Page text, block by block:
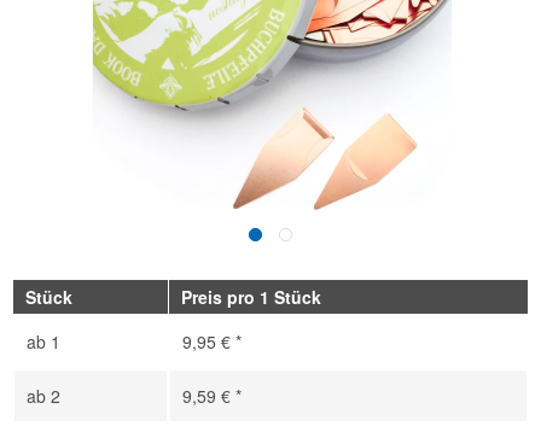
Stück
Preis pro 1 Stück
ab 1 9,95 € *
ab 2 9,59 € *